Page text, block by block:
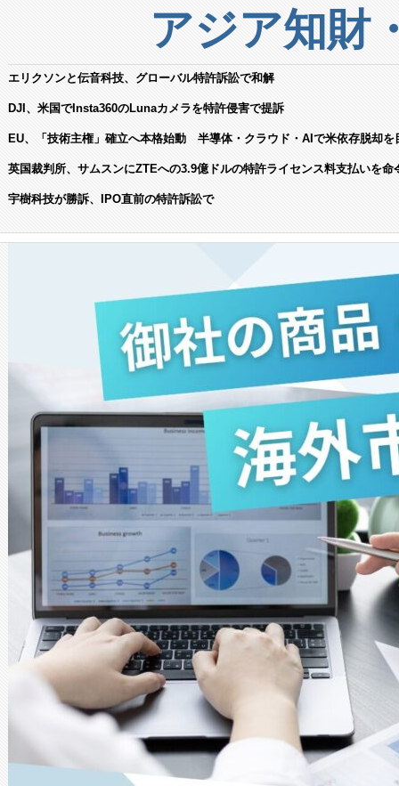
アジア知財
エリクソンと伝音科技、グローバル特許訴訟で和解
DJI、米国でInsta360のLunaカメラを特許侵害で提訴
EU、「技術主権」確立へ本格始動 半導体・クラウド・AIで米依存脱却を
英国裁判所、サムスンにZTEへの3.9億ドルの特許ライセンス料支払いを命
宇樹科技が勝訴、IPO直前の特許訴訟で